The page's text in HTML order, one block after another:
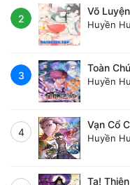
2
Võ
Huyền
3
Toàn
Huyền
4
Vạn Cổ
Huyền
Ta!